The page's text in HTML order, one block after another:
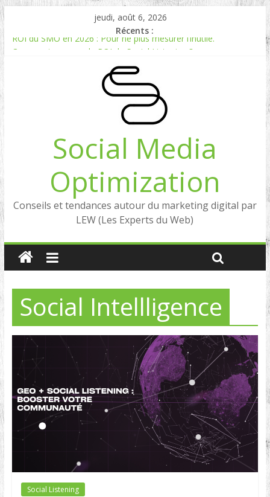
jeudi, août 6, 2026
Récents :
ROI du SMO en 2026 : Pour ne plus mesurer l’inutile.
Experts en Social Listening en France : qui sont les références
Reddit, la brique manquante entre Social Intelligence et AIO
Comment votre e-réputation dépend du social listening et des
Social Media
Optimization
Conseils et tendances autour du marketing digital par
LEW (Les Experts du Web)
Social Intellligence
Social Listening